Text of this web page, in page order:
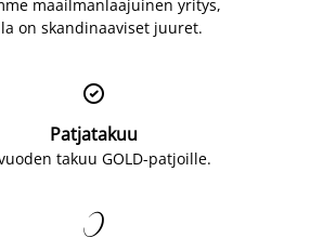
maailmanlaajuinen yritys,
on skandinaaviset juuret.

Patjatakuu
takuu GOLD-patjoille.
